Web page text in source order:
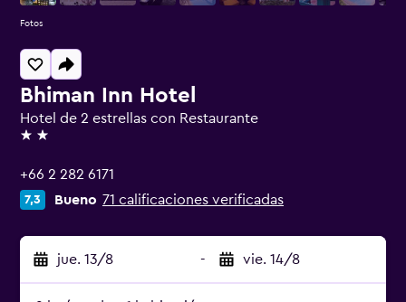
Bhiman Inn Hotel
Hotel de 2 estrellas con Restaurante
2 estrellas
+66 2 282 6171
7,3 Bueno 71 calificaciones verificadas
jue. 13/8 - vie. 14/8
Fotos